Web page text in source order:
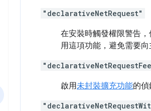
"declarativeNetRequest"
在安裝時觸發權限警告
用這項功能，避免需要向
啟用未封裝擴充功能的